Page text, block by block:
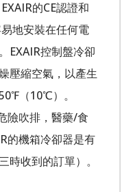
的CE認證和
地安裝在任何電
EXAIR控制盤冷卻
壓縮空氣，以產生
（10℃）。
險吹排，醫藥/食
的機箱冷卻器是有
時收到的訂單）。